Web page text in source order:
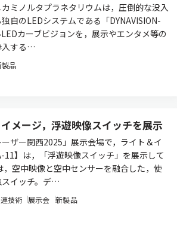
ミノルタプラネタリウムは，圧倒的な没入
自のLEDシステムである「DYNAVISION-
カーブビジョンを，展示やエンタメ等の
入する…
製品
イメージ，浮遊映像スイッチを展示
ザー関西2025」展示会場で，ライト＆イ
11】は，「浮遊映像スイッチ」を展示して
，空中映像と空中センサーを融合した，使
スイッチ。デ…
技術 展示会 新製品